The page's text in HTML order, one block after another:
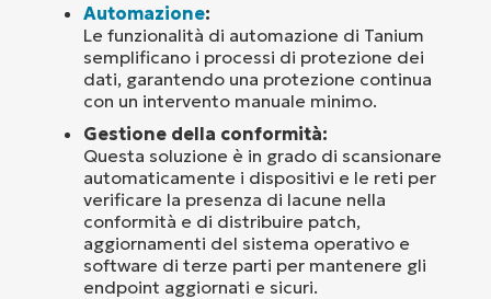
Automazione:
Le funzionalità di automazione di Tanium
semplificano i processi di protezione dei
dati, garantendo una protezione continua
con un intervento manuale minimo.
Gestione della conformità:
Questa soluzione è in grado di scansionare
automaticamente i dispositivi e le reti per
verificare la presenza di lacune nella
conformità e di distribuire patch,
aggiornamenti del sistema operativo e
software di terze parti per mantenere gli
endpoint aggiornati e sicuri.